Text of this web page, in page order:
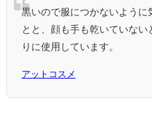
黒いので服につかないように
とと、顔も手も乾いていな
りに使用しています。
アットコスメ